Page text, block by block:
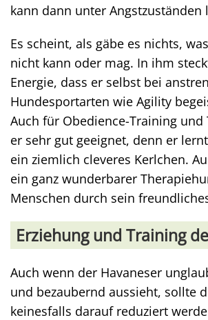
kann dann unter Angstzuständen
Es scheint, als gäbe es nichts,
nicht kann oder mag. In ihm
Energie, dass er selbst bei
Hundesportarten wie Agility
Auch für Obedience-Training und
er sehr gut geeignet, denn er
ein ziemlich cleveres Kerlchen.
ein ganz wunderbarer
Menschen durch sein
Erziehung und Training
Auch wenn der Havaneser
und bezaubernd aussieht, sollte
keinesfalls darauf reduziert